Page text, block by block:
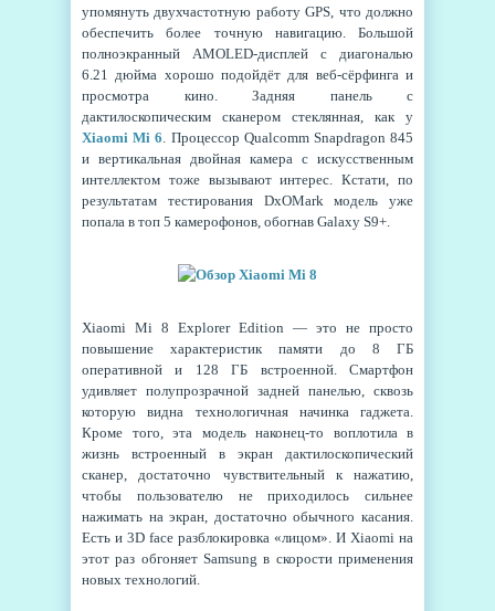
упомянуть двухчастотную работу GPS, что должно
обеспечить более точную навигацию. Большой
полноэкранный AMOLED-дисплей с диагональю
6.21 дюйма хорошо подойдёт для веб-сёрфинга и
просмотра кино. Задняя панель с
дактилоскопическим сканером стеклянная, как у
Xiaomi Mi 6. Процессор Qualcomm Snapdragon 845
и вертикальная двойная камера с искусственным
интеллектом тоже вызывают интерес. Кстати, по
результатам тестирования DxOMark модель уже
попала в топ 5 камерофонов, обогнав Galaxy S9+.
Xiaomi Mi 8 Explorer Edition — это не просто
повышение характеристик памяти до 8 ГБ
оперативной и 128 ГБ встроенной. Смартфон
удивляет полупрозрачной задней панелью, сквозь
которую видна технологичная начинка гаджета.
Кроме того, эта модель наконец-то воплотила в
жизнь встроенный в экран дактилоскопический
сканер, достаточно чувствительный к нажатию,
чтобы пользователю не приходилось сильнее
нажимать на экран, достаточно обычного касания.
Есть и 3D face разблокировка «лицом». И Xiaomi на
этот раз обгоняет Samsung в скорости применения
новых технологий.